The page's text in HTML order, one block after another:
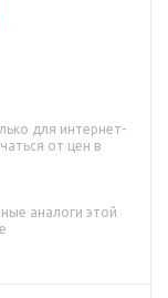
для интернет-
от цен в
аналоги этой